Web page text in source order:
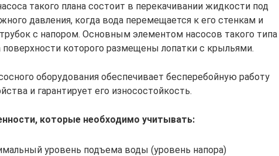
такого плана состоит в перекачивании жидкости под
давления, когда вода перемещается к его стенкам и
с напором. Основным элементом насосов такого типа
поверхности которого размещены лопатки с крыльями.
оборудования обеспечивает бесперебойную работу
и гарантирует его износостойкость.
которые необходимо учитывать:
уровень подъема воды (уровень напора)